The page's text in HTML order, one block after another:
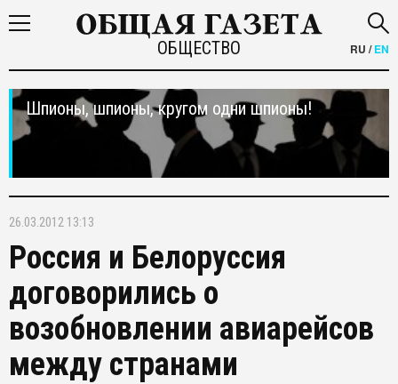
ОБЩЕСТВО RU /EN
Шпионы, шпионы, кругом одни шпионы!
26.03.2012 13:13
Россия и Белоруссия
договорились о
возобновлении авиарейсов
между странами